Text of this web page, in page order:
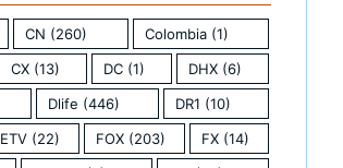
CN (260) Colombia(1)
CX (13) DC (1) DHX (6)
Dlife (446) DR1 (10)
ETV (22) FOX (203) FX (14)